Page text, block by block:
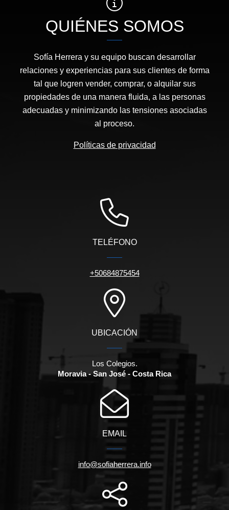
QUIÉNES SOMOS
Sofía Herrera y su equipo buscan desarrollar
relaciones y experiencias para sus clientes de forma
tal que logren vender, comprar, o alquilar sus
propiedades de una manera fluida, a las personas
adecuadas y minimizando las tensiones asociadas
al proceso.
Políticas de privacidad
TELÉFONO
+50684875454
UBICACIÓN
Los Colegios.
Moravia - San José - Costa Rica
EMAIL
info@sofiaherrera.info